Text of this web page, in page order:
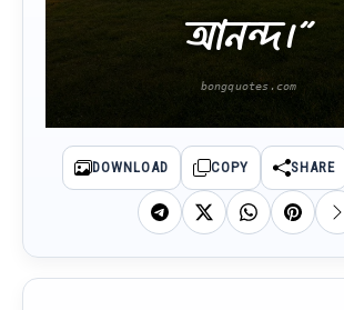
আনন্দ।”
DOWNLOAD COPY SHARE